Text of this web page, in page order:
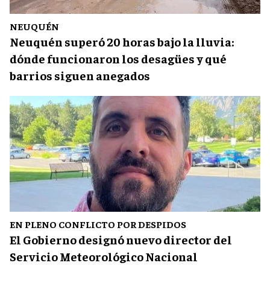
NEUQUÉN
Neuquén superó 20 horas bajo la lluvia:
dónde funcionaron los desagües y qué
barrios siguen anegados
EN PLENO CONFLICTO POR DESPIDOS
El Gobierno designó nuevo director del
Servicio Meteorológico Nacional